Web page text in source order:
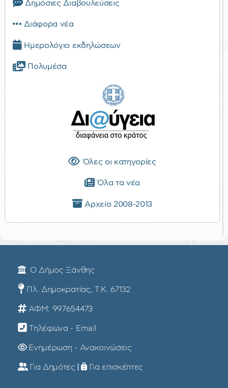
Δημόσιες Διαβουλεύσεις
Διάφορα νέα
Ημερολόγιο εκδηλώσεων
Πολυμέσα
Όλες οι κατηγορίες
Όλα τα νέα
Αρχείο 2008-2013
Ο Δήμος Ξάνθης
Πλ. Δημοκρατίας, Τ.Κ. 67132
ΑΦΜ: 997654473
Τηλέφωνα - Email
Ενημέρωση - Ανακοινώσεις
Για Δημότες | Για επισκέπτες